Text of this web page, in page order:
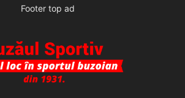
Footer top ad